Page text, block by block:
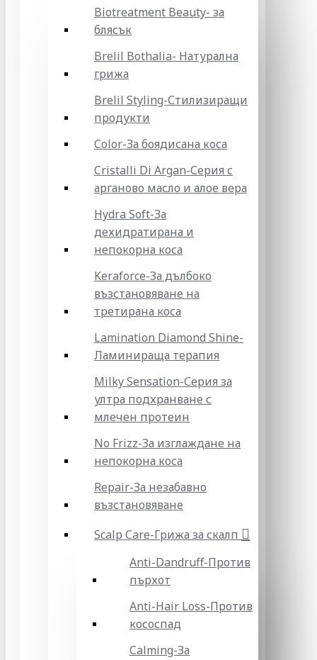
Biotreatment Beauty- за
блясък
Brelil Bothalia- Натурална
грижа
Brelil Styling-Стилизиращи
продукти
Color-За боядисана коса
Cristalli Di Argan-Серия с
арганово масло и алое вера
Hydra Soft-За
дехидратирана и
непокорна коса
Keraforce-За дълбоко
възстановяване на
третирана коса
Lamination Diamond Shine-
Ламинираща терапия
Milky Sensation-Серия за
ултра подхранване с
млечен протеин
No Frizz-За изглаждане на
непокорна коса
Repair-За незабавно
възстановяване
Scalp Care-Грижа за скалп
Anti-Dandruff-Против
пърхот
Anti-Hair Loss-Против
кососпад
Calming-За